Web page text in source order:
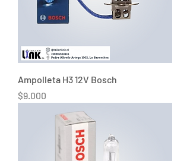
Ampolleta H3 12V Bosch
Precio
$9.000